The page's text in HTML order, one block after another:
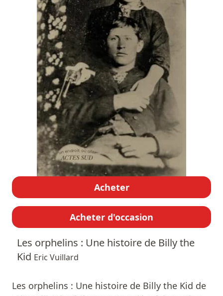
Acheter
Acheter d'occasion
Les orphelins : Une histoire de Billy the
Kid Eric Vuillard
Les orphelins : Une histoire de Billy the Kid de
Prix littéraires